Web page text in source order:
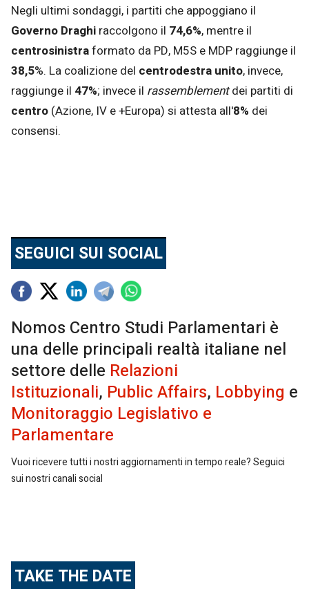
Negli ultimi sondaggi, i partiti che appoggiano il
Governo Draghi raccolgono il 74,6%, mentre il
centrosinistraformato da PD, M5S e MDP raggiunge il
38,5%. La coalizione del centrodestra unito, invece,
raggiunge il 47%; invece il rassemblementdei partiti di
centro (Azione, IV e +Europa) si attesta all'8% dei
consensi.
SEGUICI SUI SOCIAL
Nomos Centro Studi Parlamentari è
una delle principali realtà italiane nel
settore delle Relazioni
Istituzionali, Public Affairs, Lobbying e
Monitoraggio Legislativo e
Parlamentare
Vuoi ricevere tutti i nostri aggiornamenti in tempo reale? Seguici
sui nostri canali social
TAKE THE DATE